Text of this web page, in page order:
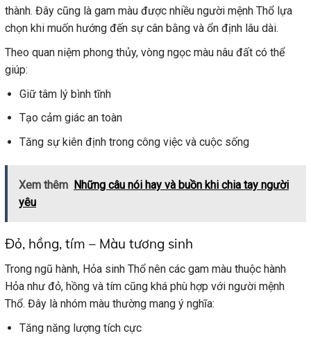
thành. Đây cũng là gam màu được nhiều người mệnh Thổ lựa
chọn khi muốn hướng đến sự cân bằng và ổn định lâu dài.
Theo quan niệm phong thủy, vòng ngọc màu nâu đất có thể
giúp:
Giữ tâm lý bình tĩnh
Tạo cảm giác an toàn
Tăng sự kiên định trong công việc và cuộc sống
Xem thêm Những câu nói hay và buồn khi chia tay người
yêu
Đỏ, hồng, tím – Màu tương sinh
Trong ngũ hành, Hỏa sinh Thổ nên các gam màu thuộc hành
Hỏa như đỏ, hồng và tím cũng khá phù hợp với người mệnh
Thổ. Đây là nhóm màu thường mang ý nghĩa:
Tăng năng lượng tích cực